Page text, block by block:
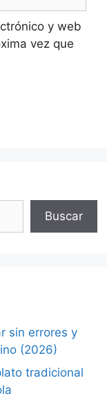
y web
vez que
Buscar
sin errores y
(2026)
tradicional